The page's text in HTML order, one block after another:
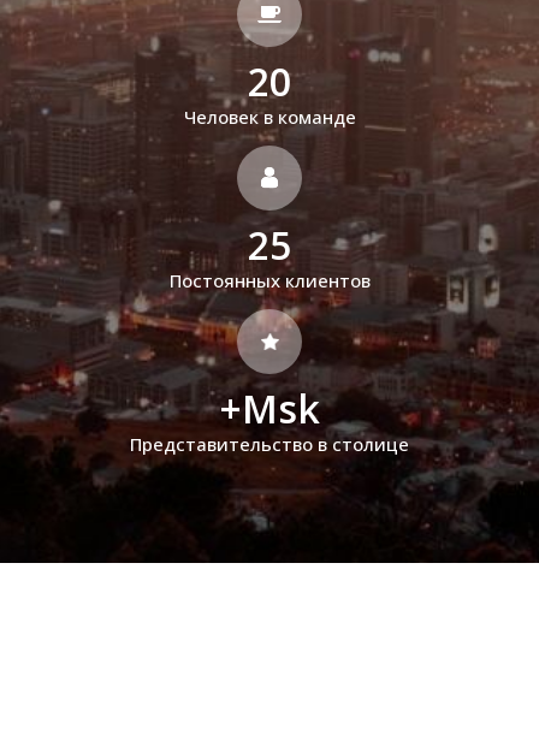
20
Человек в команде
25
Постоянных клиентов
+Msk
Представительство в столице